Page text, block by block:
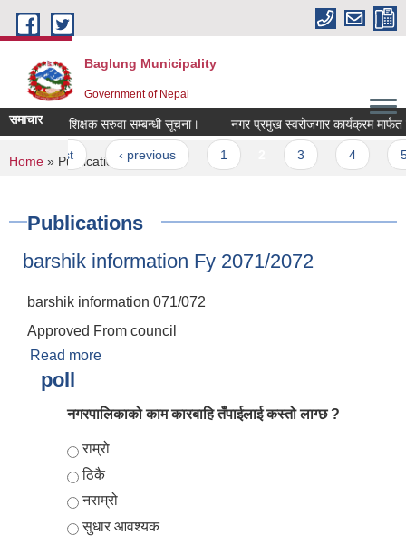
Skip to main content
Baglung Municipality
Government of Nepal
समाचार
रिक्त पदमा शिक्षक सरुवा सम्बन्धी सूचना। नगर प्रमुख स्वरोजगार कार्यक्रम मार्फत
Pages ‹ previous
You are here
Home » Publications
Publications
barshik information Fy 2071/2072
barshik information 071/072
Approved From council
Read more
poll
नगरपालिकाको काम कारबाहि तँपाईलाई कस्तो लाग्छ ?
Choices
राम्रो
ठिकै
नराम्रो
सुधार आवश्यक